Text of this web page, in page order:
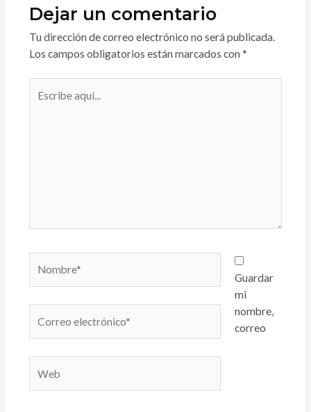
Dejar un comentario
Tu dirección de correo electrónico no será publicada.
Los campos obligatorios están marcados con *
Guardar
mi
nombre,
correo